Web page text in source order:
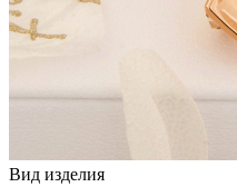
Вид изделия